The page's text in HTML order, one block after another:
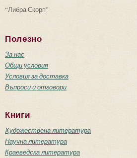
“Либра Скорп”
Полезно
За нас
Общи условия
Условия за доставка
Въпроси и отговори
Книги
Художествена литература
Научна литература
Краеведска литература